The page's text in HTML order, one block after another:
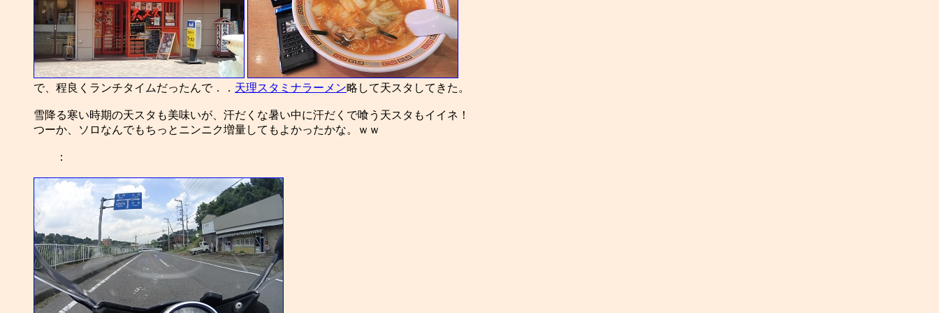
で、程良くランチタイムだったんで．． 天理スタミナラーメン略して天スタしてきた。
雪降る寒い時期の天スタも美味いが、汗だくな暑い中に汗だくで喰う天スタもイイネ！
つーか、ソロなんでもちっとニンニク増量してもよかったかな。ｗｗ
：